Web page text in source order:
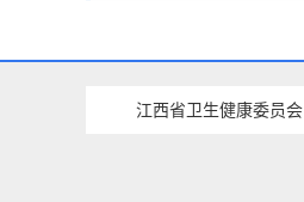
江西省卫生健康委员会